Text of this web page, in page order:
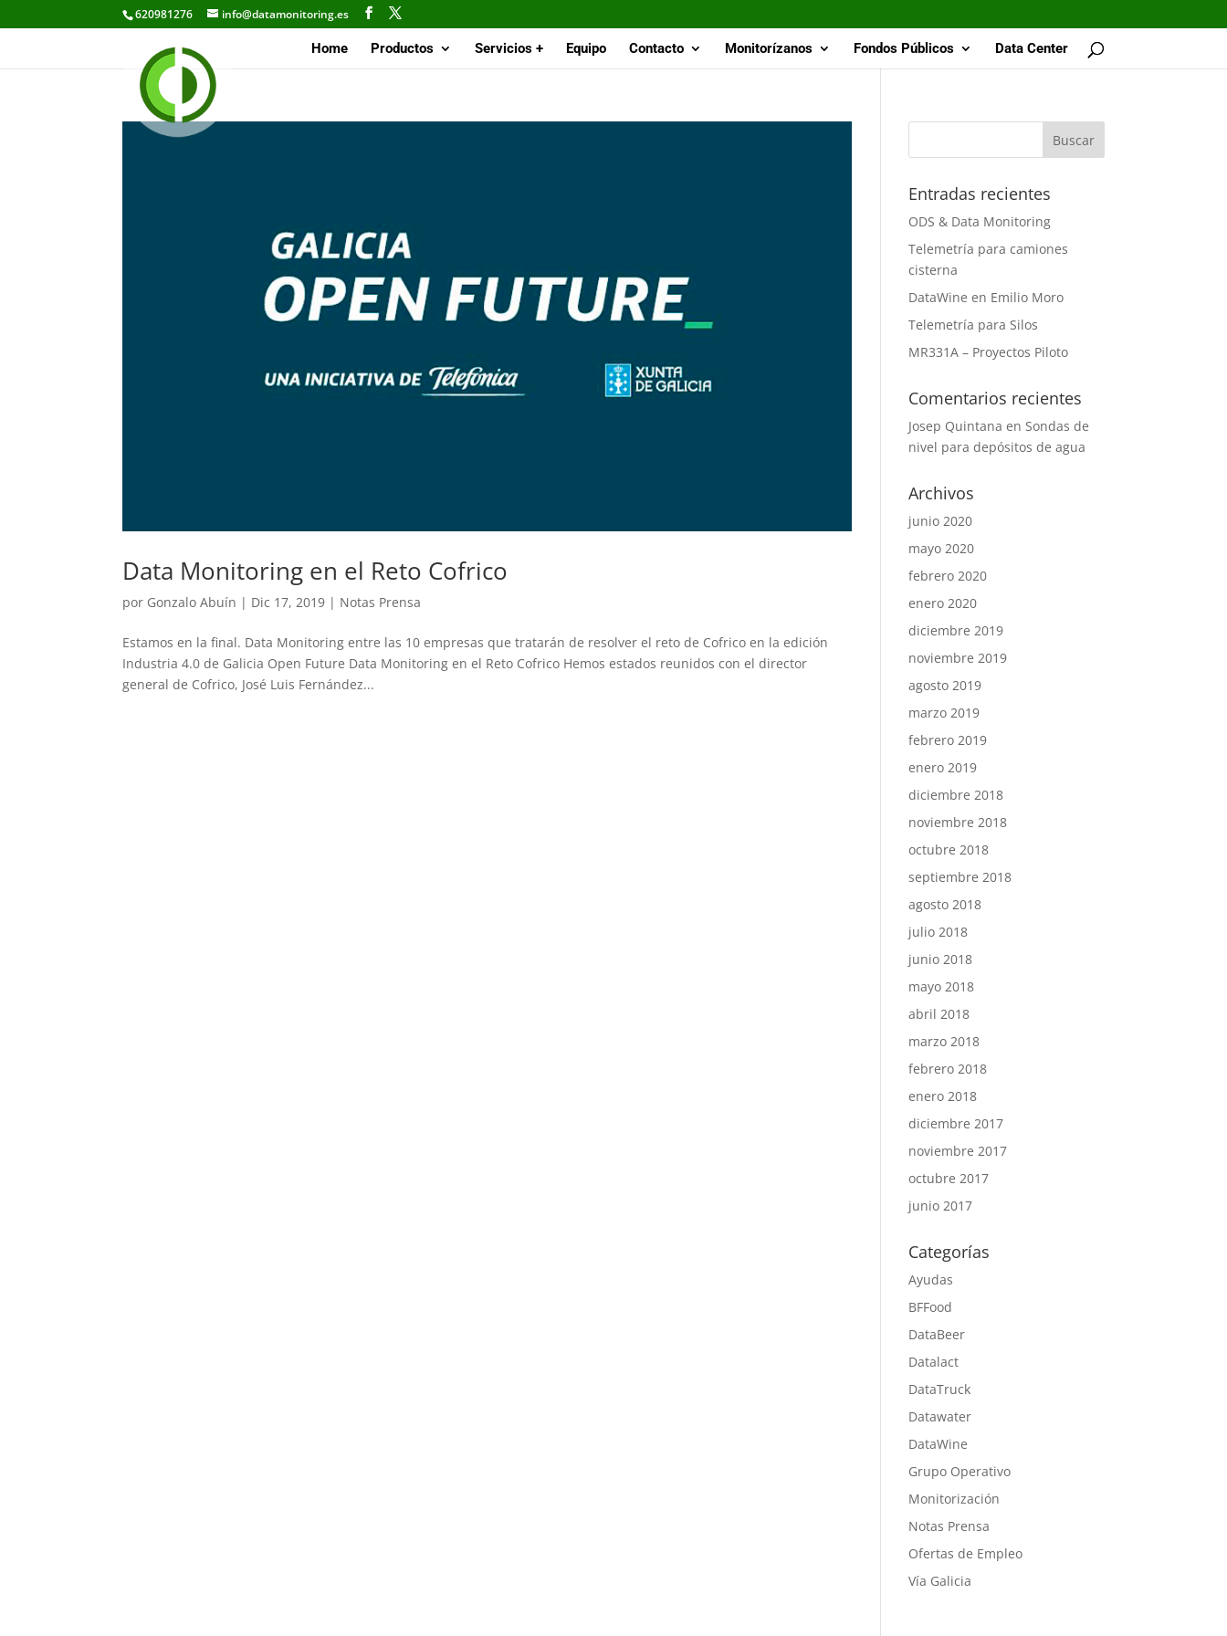
620981276 info@datamonitoring.es
Home Productos Servicios + Equipo Contacto Monitorízanos Fondos Públicos Data Center
Data Monitoring en el Reto Cofrico
por Gonzalo Abuín | Dic 17, 2019 | Notas Prensa
Estamos en la final. Data Monitoring entre las 10 empresas que tratarán de resolver el reto de Cofrico en la edición
Industria 4.0 de Galicia Open Future Data Monitoring en el Reto Cofrico Hemos estados reunidos con el director
general de Cofrico, José Luis Fernández...
Entradas recientes
ODS & Data Monitoring
Telemetría para camiones
cisterna
DataWine en Emilio Moro
Telemetría para Silos
MR331A – Proyectos Piloto
Comentarios recientes
Josep Quintana en Sondas de
nivel para depósitos de agua
Archivos
junio 2020
mayo 2020
febrero 2020
enero 2020
diciembre 2019
noviembre 2019
agosto 2019
marzo 2019
febrero 2019
enero 2019
diciembre 2018
noviembre 2018
octubre 2018
septiembre 2018
agosto 2018
julio 2018
junio 2018
mayo 2018
abril 2018
marzo 2018
febrero 2018
enero 2018
diciembre 2017
noviembre 2017
octubre 2017
junio 2017
Categorías
Ayudas
BFFood
DataBeer
Datalact
DataTruck
Datawater
DataWine
Grupo Operativo
Monitorización
Notas Prensa
Ofertas de Empleo
Vía Galicia